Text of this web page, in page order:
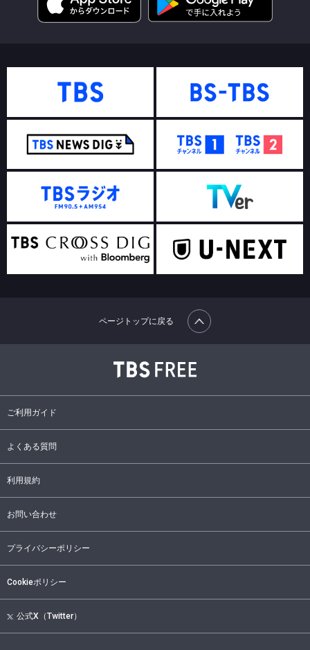
ご利用ガイド
よくある質問
利用規約
お問い合わせ
プライバシーポリシー
Cookieポリシー
公式X（Twitter）
ページトップに戻る